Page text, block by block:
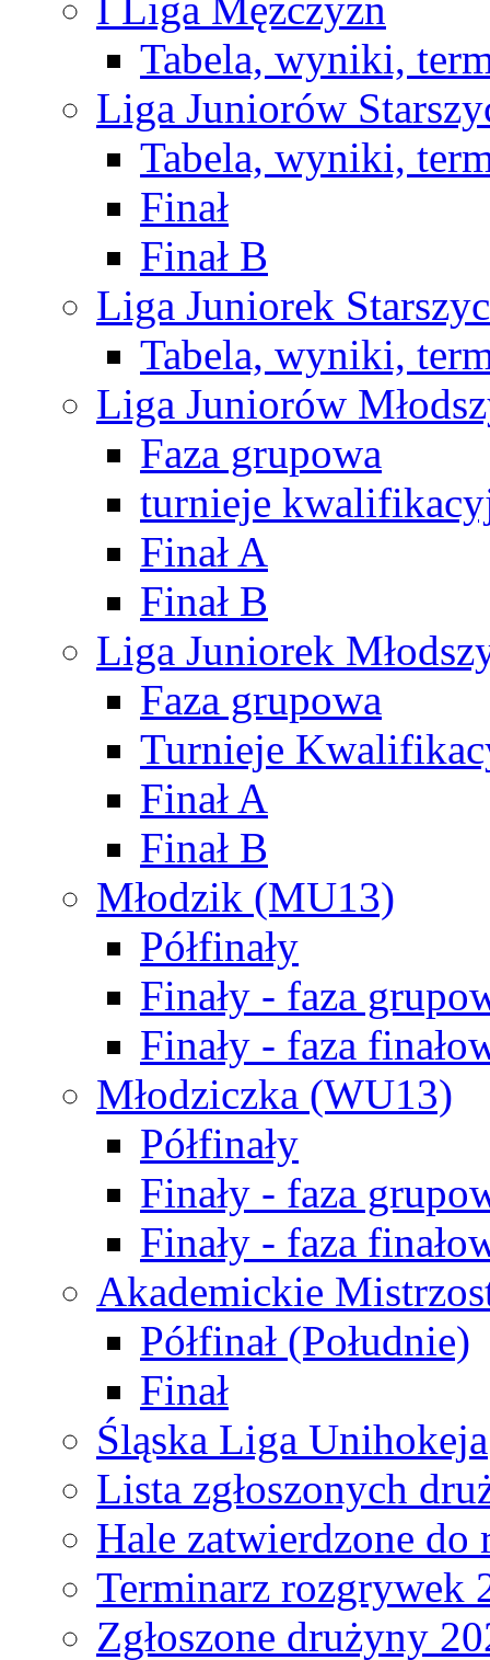
Tabela, wyniki,
Liga Juniorów
Tabela, wyniki,
Finał
Finał B
Liga Juniorek
Tabela, wyniki,
Liga Juniorów
Faza grupowa
turnieje
Finał A
Finał B
Liga Juniorek
Faza grupowa
Turnieje
Finał A
Finał B
Młodzik (MU13)
Półfinały
Finały - faza
Finały - faza
Młodziczka (WU13)
Półfinały
Finały - faza
Finały - faza
Akademickie
Półfinał (Południe)
Finał
Śląska Liga Unihokeja
Lista zgłoszonych
Hale zatwierdzone do
Terminarz rozgrywek
Zgłoszone drużyny